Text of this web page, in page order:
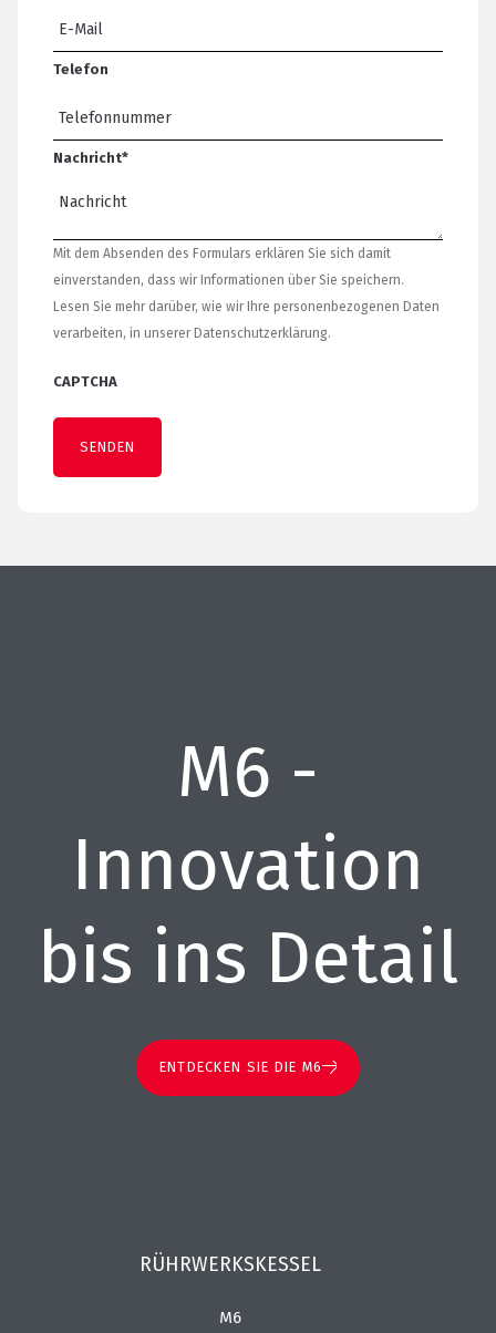
Telefon
Nachricht*
Mit dem Absenden des Formulars erklären Sie sich damit
einverstanden, dass wir Informationen über Sie speichern.
Lesen Sie mehr darüber, wie wir Ihre personenbezogenen Daten
verarbeiten, in unserer Datenschutzerklärung.
CAPTCHA
M6 -
Innovation
bis ins Detail
ENTDECKEN SIE DIE M6
RÜHRWERKSKESSEL
M6